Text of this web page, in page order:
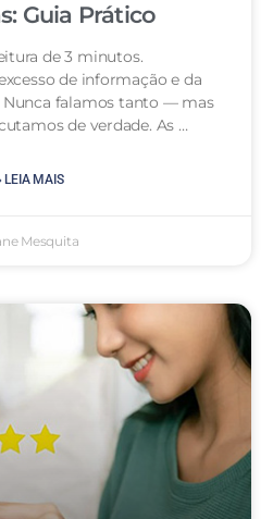
Guia Prático
de 3 minutos.
de informação e da
Nunca falamos tanto — mas
de verdade. As …
LEIA MAIS
Mesquita